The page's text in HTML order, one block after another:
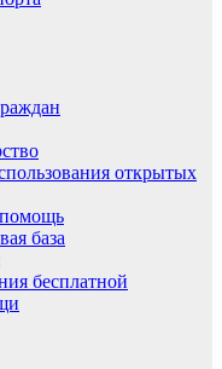
открытых
помощь
база
бесплатной